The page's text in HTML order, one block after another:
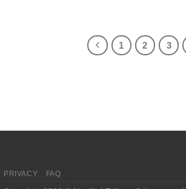
1 2 3
PRIVACY FAQ